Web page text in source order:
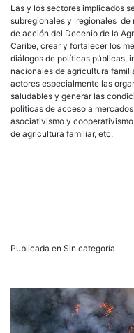
Las y los sectores implicados
subregionales y regionales de
de acción del Decenio de la
Caribe, crear y fortalecer los
diálogos de políticas públicas,
nacionales de agricultura
actores especialmente las
saludables y generar las
políticas de acceso a
asociativismo y
de agricultura familiar, etc.
Publicada en Sin categoría